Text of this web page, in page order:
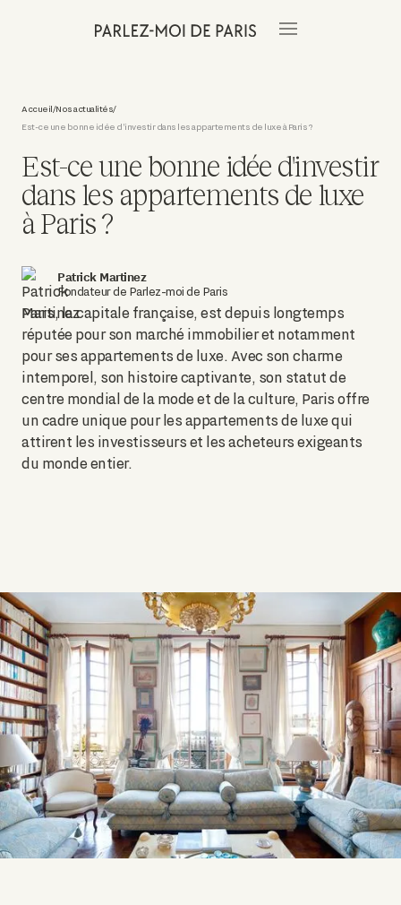
Accueil/Nos actualités/
Est-ce une bonne idée d'investir dans les appartements de luxe à Paris ?
Est-ce une bonne idée d'investir
dans les appartements de luxe
à Paris ?
Patrick Martinez
Fondateur de Parlez-moi de Paris
Paris, la capitale française, est depuis longtemps
réputée pour son marché immobilier et notamment
pour ses appartements de luxe. Avec son charme
intemporel, son histoire captivante, son statut de
centre mondial de la mode et de la culture, Paris offre
un cadre unique pour les appartements de luxe qui
attirent les investisseurs et les acheteurs exigeants
du monde entier.